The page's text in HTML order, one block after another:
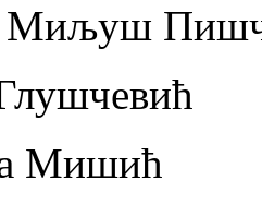
Миљуш
Мишић